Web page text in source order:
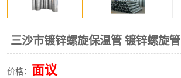
三沙市镀锌螺旋保温管 镀锌螺旋管
价格： 面议
不锈钢烟罩 防火阀
排烟风机 百叶风口
油烟净化器